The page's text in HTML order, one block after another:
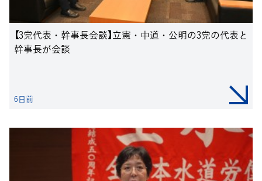
【3党代表・幹事長会談】立憲・中道・公明の3党の代表と
幹事長が会談
6日前